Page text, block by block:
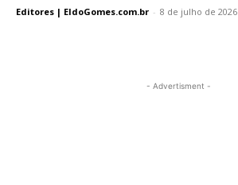
Editores | EldoGomes.com.br - 8 de julho de 2026
- Advertisment -